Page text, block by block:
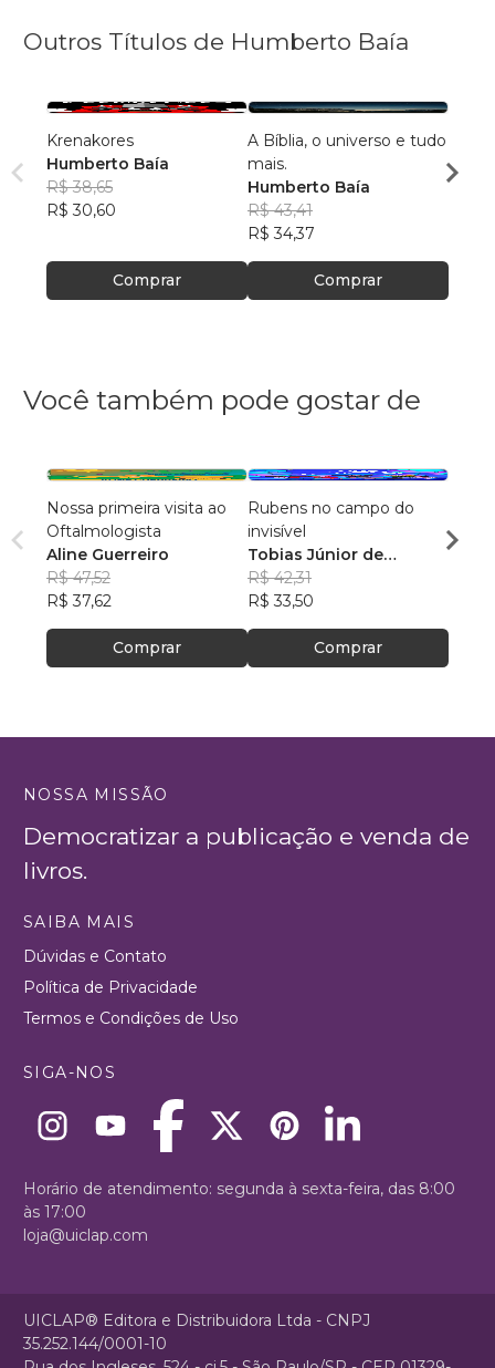
Outros Títulos de Humberto Baía
Krenakores
Humberto Baía
R$ 38,65
R$ 30,60
Comprar
A Bíblia, o universo e tudo
mais.
Humberto Baía
R$ 43,41
R$ 34,37
Comprar
Você também pode gostar de
Nossa primeira visita ao
Oftalmologista
Aline Guerreiro
R$ 47,52
R$ 37,62
Comprar
Rubens no campo do
invisível
Tobias Júnior de
Campos
R$ 42,31
R$ 33,50
Comprar
R$
NOSSA MISSÃO
Democratizar a publicação e venda de
livros.
SAIBA MAIS
Dúvidas e Contato
Política de Privacidade
Termos e Condições de Uso
SIGA-NOS
Horário de atendimento: segunda à sexta-feira, das 8:00
às 17:00
loja@uiclap.com
UICLAP® Editora e Distribuidora Ltda - CNPJ
35.252.144/0001-10